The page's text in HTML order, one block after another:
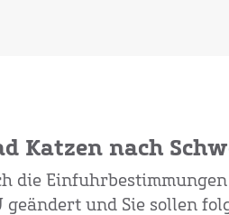
Katzen nach
die
und Sie sollen